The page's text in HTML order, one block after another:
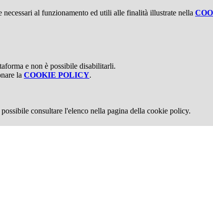
al funzionamento ed utili alle finalità illustrate nella
e non è possibile disabilitarli.
la COOKIE POLICY.
consultare l'elenco nella pagina della cookie policy.